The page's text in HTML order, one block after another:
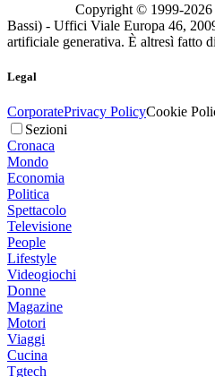
Copyright © 1999-2026
Bassi) - Uffici Viale Europa 46,
artificiale generativa. È altresì fatto
Legal
CorporatePrivacy PolicyCookie
Sezioni
Cronaca
Mondo
Economia
Politica
Spettacolo
Televisione
People
Lifestyle
Videogiochi
Donne
Magazine
Motori
Viaggi
Cucina
Tgtech